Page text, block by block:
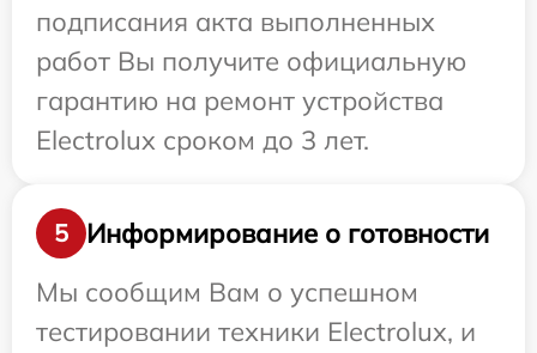
подписания акта выполненных
работ Вы получите официальную
гарантию на ремонт устройства
Electrolux сроком до 3 лет.
5
Информирование о готовности
Мы сообщим Вам о успешном
тестировании техники Electrolux, и